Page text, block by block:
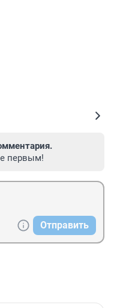
первым!
Отправить